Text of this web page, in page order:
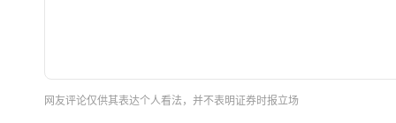
网友评论仅供其表达个人看法，并不表明证券时报立场